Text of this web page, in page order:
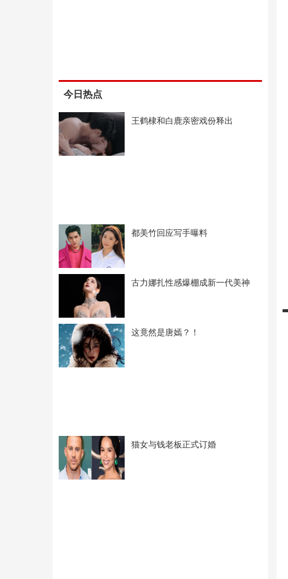
今日热点
王鹤棣和白鹿亲密戏份释出
都美竹回应写手曝料
古力娜扎性感爆棚成新一代美神
这竟然是唐嫣？！
猫女与钱老板正式订婚